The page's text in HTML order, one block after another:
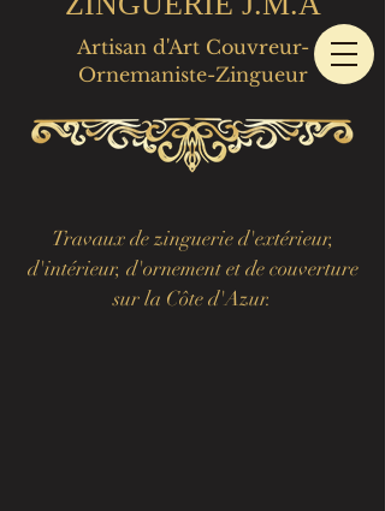
Artisan d'Art Couvreur-
Ornemaniste-Zingueur
Travaux de zinguerie d'extérieur,
d'intérieur, d'ornement et de couverture
sur la Côte d'Azur.